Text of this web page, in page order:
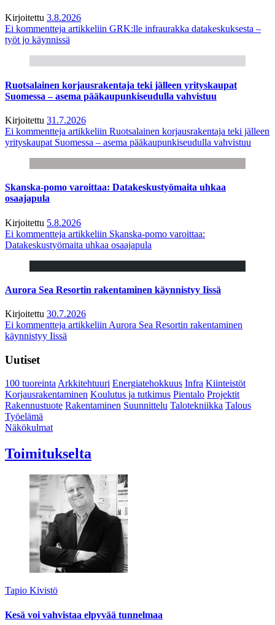
Kirjoitettu 3.8.2026
Ei kommentteja artikkeliin GRK:lle infraurakka datakeskuksesta –
työt jo käynnissä
Ruotsalainen korjausrakentaja teki jälleen yrityskaupat
Suomessa – asema pääkaupunkiseudulla vahvistuu
Kirjoitettu 31.7.2026
Ei kommentteja artikkeliin Ruotsalainen korjausrakentaja teki jälleen
yrityskaupat Suomessa – asema pääkaupunkiseudulla vahvistuu
Skanska-pomo varoittaa: Datakeskustyömaita uhkaa
osaajapula
Kirjoitettu 5.8.2026
Ei kommentteja artikkeliin Skanska-pomo varoittaa:
Datakeskustyömaita uhkaa osaajapula
Aurora Sea Resortin rakentaminen käynnistyy Iissä
Kirjoitettu 30.7.2026
Ei kommentteja artikkeliin Aurora Sea Resortin rakentaminen
käynnistyy Iissä
Uutiset
100 tuoreintaArkkitehtuuri Energiatehokkuus Infra Kiinteistöt
Korjausrakentaminen Koulutus ja tutkimus Pientalo Projektit
Rakennustuote Rakentaminen Suunnittelu Talotekniikka Talous
Työelämä
Näkökulmat
Toimitukselta
Tapio Kivistö
Kesä voi vahvistaa elpyvää tunnelmaa